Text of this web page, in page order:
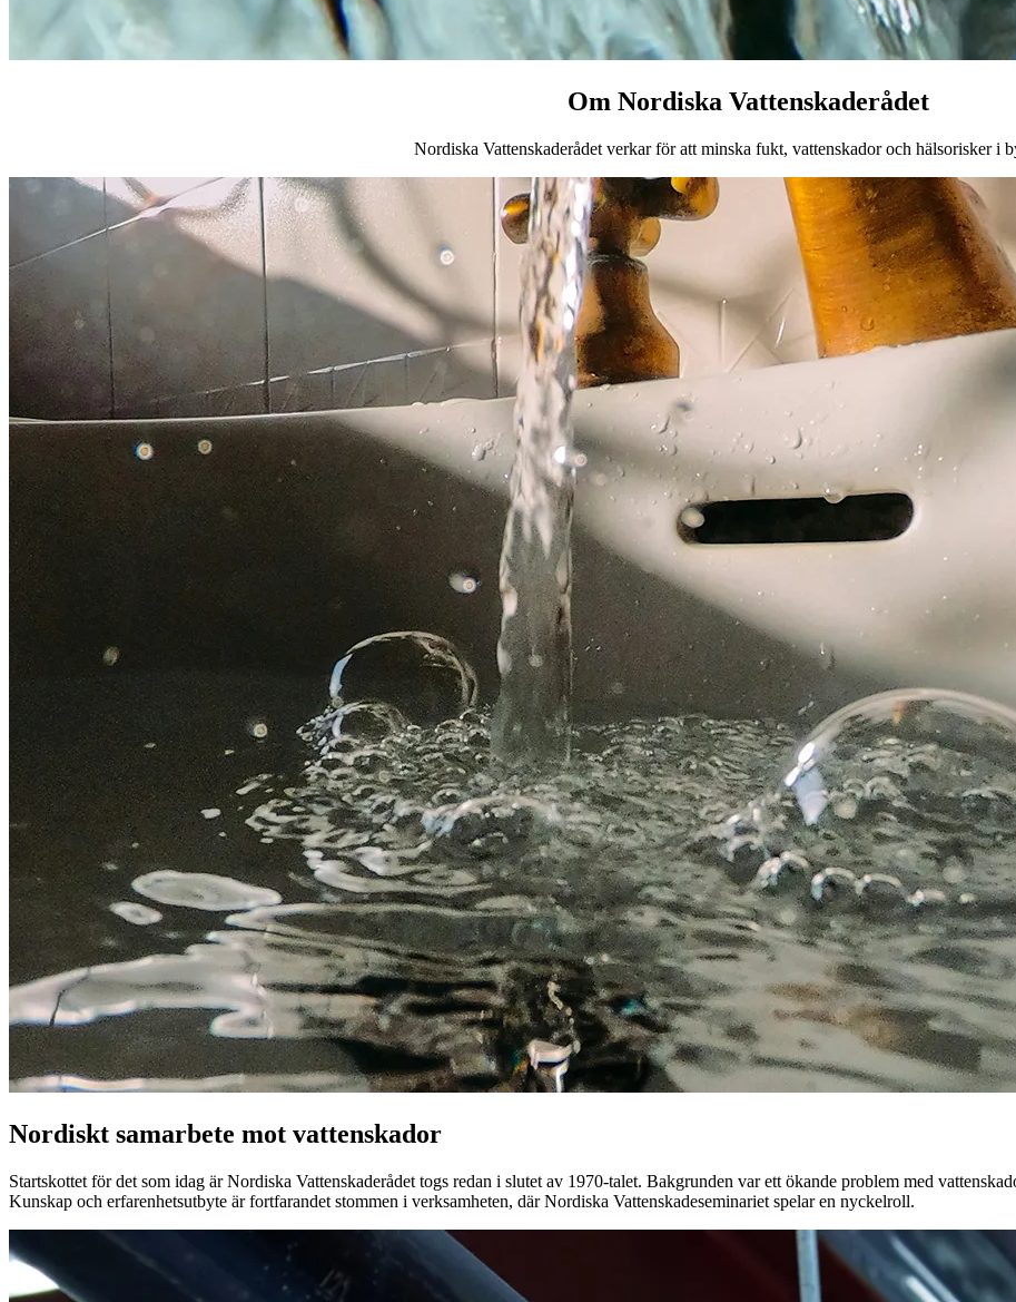
Om Nordiska Vattenskaderådet
Nordiska Vattenskaderådet verkar för att minska fukt, vattenskador och hälsorisker i
Nordiskt samarbete mot vattenskador
Startskottet för det som idag är Nordiska Vattenskaderådet togs redan i slutet av 1970-talet. Bakgrunden var ett ökande problem med
Kunskap och erfarenhetsutbyte är fortfarandet stommen i verksamheten, där Nordiska Vattenskadeseminariet spelar en nyckelroll.